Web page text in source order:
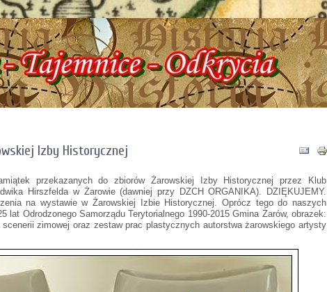
tel. 537-481-116 !!! Historia - Tajemnice - Odkrycia !!!
Izby Historycznej
przekazanych do zbiorów Żarowskiej Izby Historycznej przez Klub
Hirszfelda w Żarowie (dawniej przy DZCH ORGANIKA). DZIĘKUJEMY.
na wystawie w Żarowskiej Izbie Historycznej. Oprócz tego do naszych
lat Odrodzonego Samorządu Terytorialnego 1990-2015 Gmina Żarów, obrazek:
zimowej oraz zestaw prac plastycznych autorstwa żarowskiego artysty